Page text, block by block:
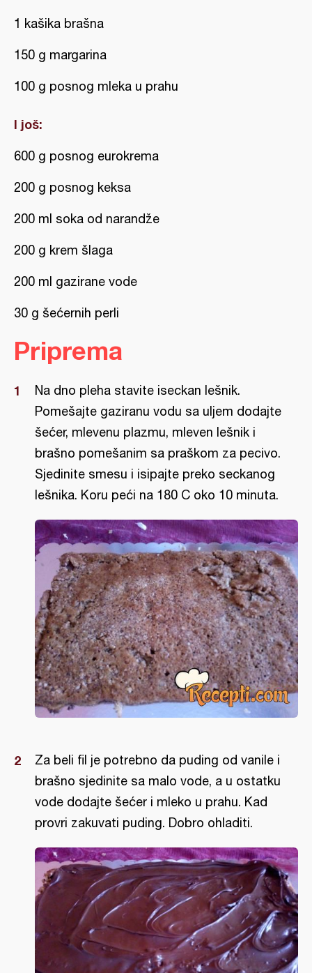
1 kašika brašna
150 g margarina
100 g posnog mleka u prahu
I još:
600 g posnog eurokrema
200 g posnog keksa
200 ml soka od narandže
200 g krem šlaga
200 ml gazirane vode
30 g šećernih perli
Priprema
Na dno pleha stavite iseckan lešnik.
Pomešajte gaziranu vodu sa uljem dodajte
šećer, mlevenu plazmu, mleven lešnik i
brašno pomešanim sa praškom za pecivo.
Sjedinite smesu i isipajte preko seckanog
lešnika. Koru peći na 180 C oko 10 minuta.
Za beli fil je potrebno da puding od vanile i
brašno sjedinite sa malo vode, a u ostatku
vode dodajte šećer i mleko u prahu. Kad
provri zakuvati puding. Dobro ohladiti.